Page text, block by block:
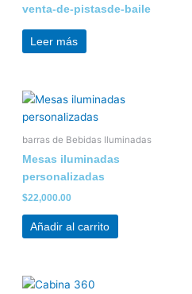
venta-de-pistasde-baile
Leer más
barras de Bebidas Iluminadas
Mesas iluminadas
personalizadas
$22,000.00
Añadir al carrito